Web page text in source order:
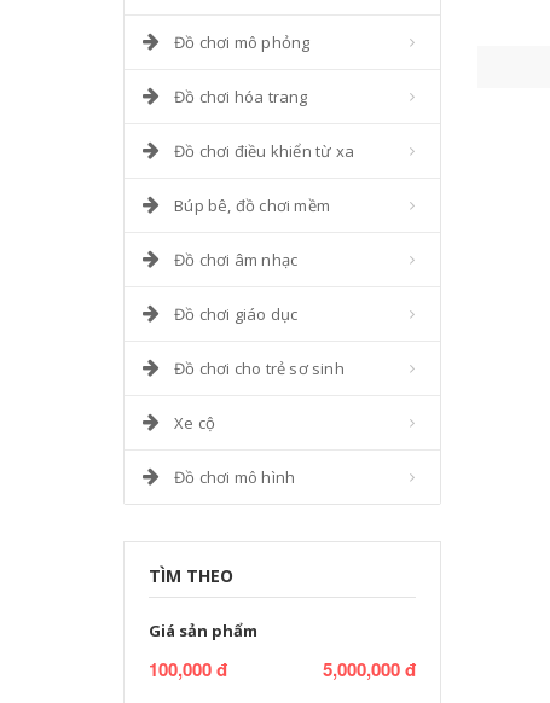
Đồ chơi mô phỏng
Đồ chơi hóa trang
Đồ chơi điều khiển từ xa
Búp bê, đồ chơi mềm
Đồ chơi âm nhạc
Đồ chơi giáo dục
Đồ chơi cho trẻ sơ sinh
Xe cộ
Đồ chơi mô hình
TÌM THEO
Giá sản phẩm
100,000 đ 5,000,000 đ